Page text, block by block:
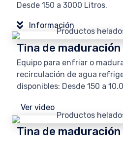
Desde 150 a 3000 Litros.
Información
Tina de
Equipo para enfriar o
recirculación de agua
disponibles: Desde 150 a
Ver video
Tina de